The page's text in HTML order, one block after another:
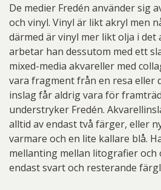
De medier Fredén använder sig
och vinyl. Vinyl är likt akryl men
därmed är vinyl mer likt olja i det
arbetar han dessutom med ett
mixed-media akvareller med
vara fragment från en resa eller
inslag får aldrig vara för
understryker Fredén.
alltid av endast två färger, eller
varmare och en lite kallare blå.
mellanting mellan litografier och
endast svart och resterande